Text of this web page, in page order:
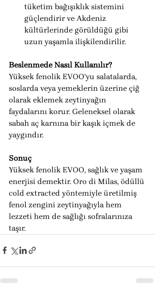
tüketim bağışıklık sistemini
güçlendirir ve Akdeniz
kültürlerinde görüldüğü gibi
uzun yaşamla ilişkilendirilir.
Beslenmede Nasıl Kullanılır?
Yüksek fenolik EVOO’yu salatalarda,
soslarda veya yemeklerin üzerine çiğ
olarak eklemek zeytinyağın
faydalarını korur. Geleneksel olarak
sabah aç karnına bir kaşık içmek de
yaygındır.
Sonuç
Yüksek fenolik EVOO, sağlık ve yaşam
enerjisi demektir. Oro di Milas, ödüllü
cold extracted yöntemiyle üretilmiş
fenol zengini zeytinyağıyla hem
lezzeti hem de sağlığı sofralarınıza
taşır.